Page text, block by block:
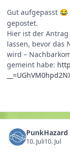
Gut aufgepasst 😂
gepostet.
Hier ist der
lassen, bevor das
wird –
gemeint habe:
PunkHazard
10. Juli10. Jul